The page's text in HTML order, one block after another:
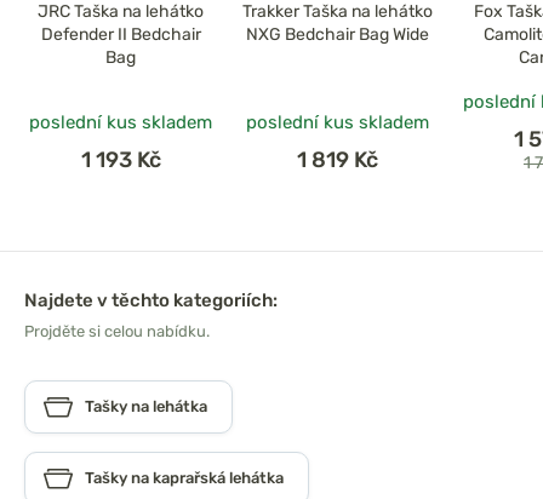
JRC Taška na lehátko
Defender II Bedchair
Bag
poslední kus skladem
1 193 Kč
Trakker Taška na lehátko
NXG Bedchair Bag Wide
poslední kus skladem
1 819 Kč
Fox
poslední
1
1
Najdete v těchto kategoriích:
Projděte si celou nabídku.
Tašky na lehátka
Tašky na kaprařská lehátka